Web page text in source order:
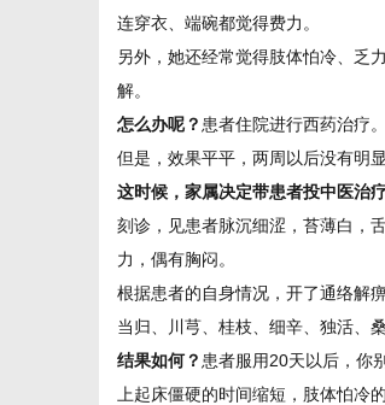
连穿衣、端碗都觉得费力。
另外，她还经常觉得肢体怕冷、乏
解。
怎么办呢？ 患者住院进行西药治疗。
但是，效果平平，两周以后没有明
这时候，家属决定带患者投中医治疗
刻诊，见患者脉沉细涩，苔薄白，
力，偶有胸闷。
根据患者的自身情况，开了通络
当归、川芎、桂枝、细辛、独活、
结果如何？ 患者服用20天以后，你
上起床僵硬的时间缩短，肢体怕冷